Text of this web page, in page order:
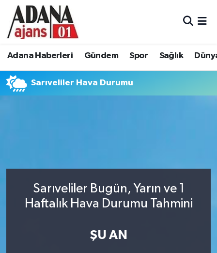
Adana Haberleri Gündem Spor Sağlık
Sarıveliler Hava Durumu
Sarıveliler Bugün, Yarın ve 1
Haftalık Hava Durumu Tahmini
ŞU AN
Adana Haberleri
Spor
Siyaset
Ekonomi
Adana Nöbetçi Eczaneler
Adana Namaz Vakitleri
Son Dakika Haberleri
Haber Arşivi